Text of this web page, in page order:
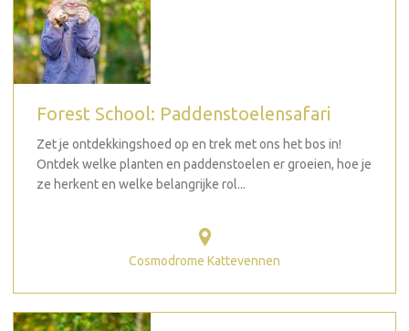
Forest School: Paddenstoelensafari
Zet je ontdekkingshoed op en trek met ons het bos in!
Ontdek welke planten en paddenstoelen er groeien, hoe je
ze herkent en welke belangrijke rol...
Cosmodrome Kattevennen